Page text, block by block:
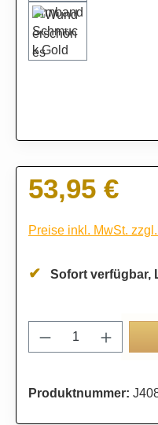
Regulärer Preis:
53,95 €
Preise inkl. MwSt.
Sofort verfügbar,
Produkt
Produktnummer: